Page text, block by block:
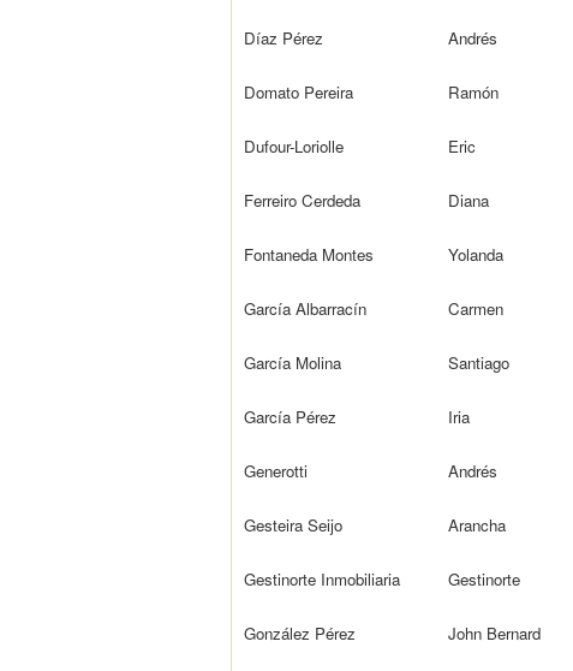
Díaz Pérez Andrés
Domato Pereira Ramón
Dufour-Loriolle Eric
Ferreiro Cerdeda Diana
Fontaneda Montes Yolanda
García Albarracín Carmen
García Molina Santiago
García Pérez Iria
Generotti Andrés
Gesteira Seijo Arancha
Gestinorte Inmobiliaria Gestinorte
González Pérez John Bernard